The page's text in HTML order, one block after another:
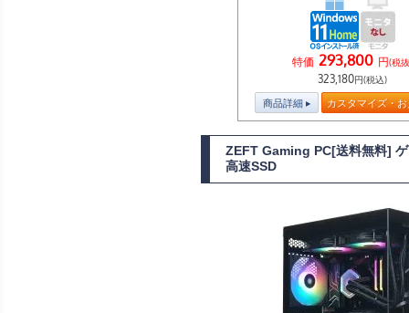
特価 293,800 円(税
323,180円(税込)
商品詳細 カスタマイズ・
ZEFT Gaming PC[送料無料]
高速SSD